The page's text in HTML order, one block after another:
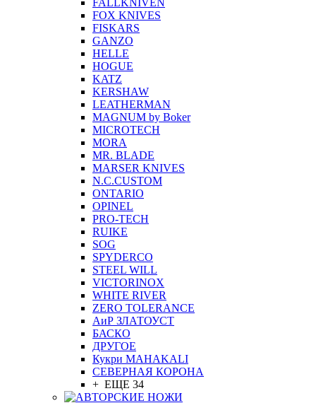
FALLKNIVEN
FOX KNIVES
FISKARS
GANZO
HELLE
HOGUE
KATZ
KERSHAW
LEATHERMAN
MAGNUM by Boker
MICROTECH
MORA
MR. BLADE
MARSER KNIVES
N.C.CUSTOM
ONTARIO
OPINEL
PRO-TECH
RUIKE
SOG
SPYDERCO
STEEL WILL
VICTORINOX
WHITE RIVER
ZERO TOLERANCE
АиР ЗЛАТОУСТ
БАСКО
ДРУГОЕ
Кукри MAHAKALI
СЕВЕРНАЯ КОРОНА
+ ЕЩЕ 34